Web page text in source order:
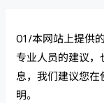
01 /本网站上提供
专业人员的建议，
息，我们建议您
明。